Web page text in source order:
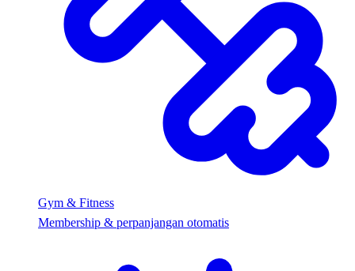
Gym & Fitness
Membership & perpanjangan otomatis